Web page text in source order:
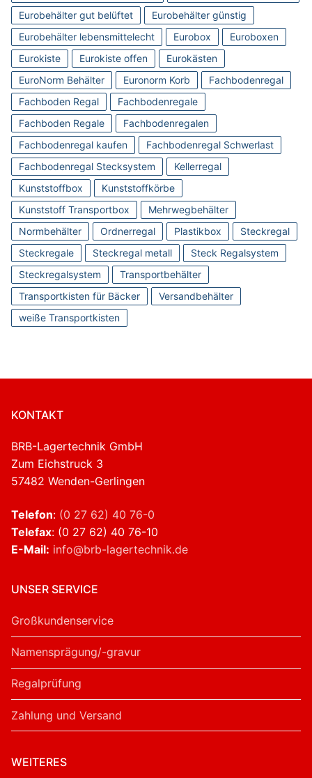
Eurobehälter gut belüftet
Eurobehälter günstig
Eurobehälter lebensmittelecht
Eurobox
Euroboxen
Eurokiste
Eurokiste offen
Eurokästen
EuroNorm Behälter
Euronorm Korb
Fachbodenregal
Fachboden Regal
Fachbodenregale
Fachboden Regale
Fachbodenregalen
Fachbodenregal kaufen
Fachbodenregal Schwerlast
Fachbodenregal Stecksystem
Kellerregal
Kunststoffbox
Kunststoffkörbe
Kunststoff Transportbox
Mehrwegbehälter
Normbehälter
Ordnerregal Plastikbox
Steckregal
Steckregale
Steckregal metall
Steck Regalsystem
Steckregalsystem
Transportbehälter
Transportkisten für Bäcker
Versandbehälter
weiße Transportkisten
KONTAKT
BRB-Lagertechnik GmbH
Zum Eichstruck 3
57482 Wenden-Gerlingen
Telefon: (0 27 62) 40 76-0
Telefax: (0 27 62) 40 76-10
E-Mail: info@brb-lagertechnik.de
UNSER SERVICE
Großkundenservice
Namensprägung/-gravur
Regalprüfung
Zahlung und Versand
WEITERES